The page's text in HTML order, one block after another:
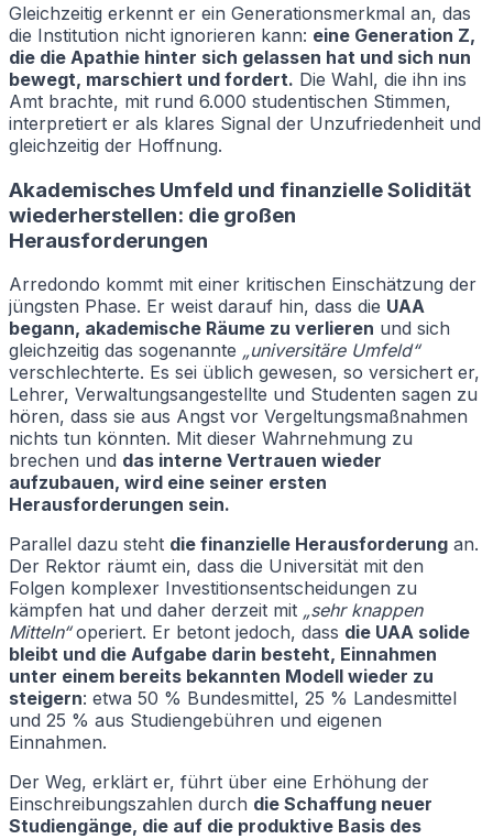
Gleichzeitig erkennt er ein Generationsmerkmal an, das
die Institution nicht ignorieren kann: eine Generation Z,
die die Apathie hinter sich gelassen hat und sich nun
bewegt, marschiert und fordert. Die Wahl, die ihn ins
Amt brachte, mit rund 6.000 studentischen Stimmen,
interpretiert er als klares Signal der Unzufriedenheit und
gleichzeitig der Hoffnung.
Akademisches Umfeld und finanzielle Solidität
wiederherstellen: die großen
Herausforderungen
Arredondo kommt mit einer kritischen Einschätzung der
jüngsten Phase. Er weist darauf hin, dass die UAA
begann, akademische Räume zu verlieren und sich
gleichzeitig das sogenannte „universitäre Umfeld“
verschlechterte. Es sei üblich gewesen, so versichert er,
Lehrer, Verwaltungsangestellte und Studenten sagen zu
hören, dass sie aus Angst vor Vergeltungsmaßnahmen
nichts tun könnten. Mit dieser Wahrnehmung zu
brechen und das interne Vertrauen wieder
aufzubauen, wird eine seiner ersten
Herausforderungen sein.
Parallel dazu steht die finanzielle Herausforderung an.
Der Rektor räumt ein, dass die Universität mit den
Folgen komplexer Investitionsentscheidungen zu
kämpfen hat und daher derzeit mit „sehr knappen
Mitteln“operiert. Er betont jedoch, dass die UAA solide
bleibt und die Aufgabe darin besteht, Einnahmen
unter einem bereits bekannten Modell wieder zu
steigern: etwa 50 % Bundesmittel, 25 % Landesmittel
und 25 % aus Studiengebühren und eigenen
Einnahmen.
Der Weg, erklärt er, führt über eine Erhöhung der
Einschreibungszahlen durch die Schaffung neuer
Studiengänge, die auf die produktive Basis des